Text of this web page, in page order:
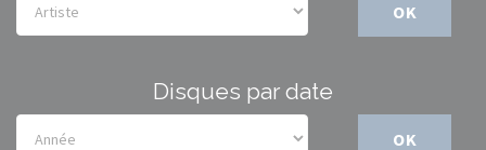
OK
Disques par date
OK